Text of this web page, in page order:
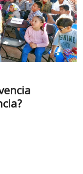
m
v
o
l
g
e